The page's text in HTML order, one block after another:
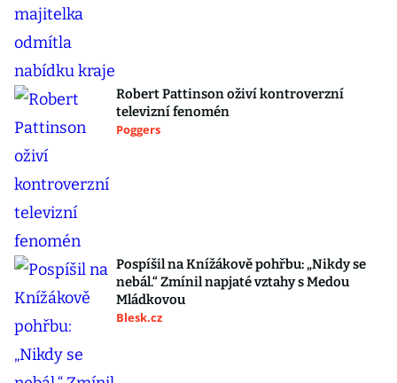
Robert Pattinson oživí kontroverzní
televizní fenomén
Poggers
Pospíšil na Knížákově pohřbu: „Nikdy se
nebál.“ Zmínil napjaté vztahy s Medou
Mládkovou
Blesk.cz